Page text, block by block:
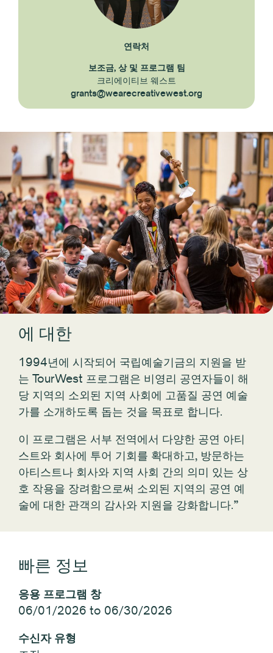
연락처
보조금, 상 및 프로그램 팀
크리에이티브 웨스트
grants@wearecreativewest.org
에 대한
1994년에 시작되어 국립예술기금의 지원을 받
는 TourWest 프로그램은 비영리 공연자들이 해
당 지역의 소외된 지역 사회에 고품질 공연 예술
가를 소개하도록 돕는 것을 목표로 합니다.
이 프로그램은 서부 전역에서 다양한 공연 아티
스트와 회사에 투어 기회를 확대하고, 방문하는
아티스트나 회사와 지역 사회 간의 의미 있는 상
호 작용을 장려함으로써 소외된 지역의 공연 예
술에 대한 관객의 감사와 지원을 강화합니다.”
빠른 정보
응용 프로그램 창
06/01/2026 to 06/30/2026
수신자 유형